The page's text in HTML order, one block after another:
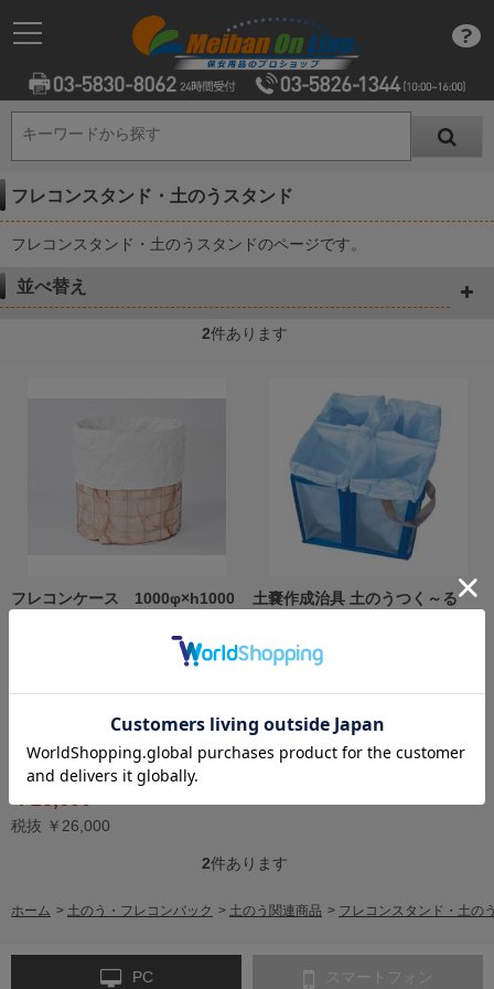
キーワードから探す
キーワードから探す
フレコンスタンド・土のうスタンド
フレコンスタンド・土のうスタンドのページです。
並べ替え
2件あります
フレコンケース 1000φ×h1000
ド フレコンスタンド NETIS登録
技術 KT-230266-A 緑興産
MIDORIKOSAN
（1000φ×h1000ｍｍ）
たるんだフレコンをビシッと保形
￥28,600
税抜 ￥26,000
土嚢作成治具 土のうつく～る
W460mm×D460mm×H460mm
土のうスタンド ARAO アラオ
￥9,050
税抜 ￥8,227
2件あります
ホーム > 土のう・フレコンバック > 土のう関連商品 > フレコンスタンド・土の
PC スマートフォン